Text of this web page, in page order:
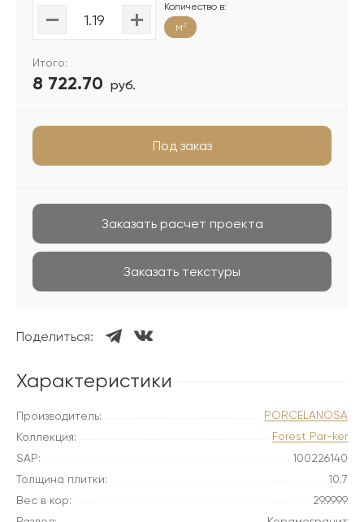
Количество в:
м2
Итого:
8 722.70 руб.
Под заказ
Заказать расчет проекта
Заказать текстуры
Поделиться:
Характеристики
Производитель:
PORCELANOSA
Коллекция:
Forest Par-ker
SAP:
100226140
Толщина плитки:
10.7
Вес в кор:
29.9999